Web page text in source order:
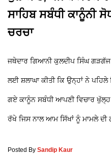
ਸਾਹਿਬ ਸਬੰਧੀ ਕਾਨੂੰਨੀ
ਚਰਚਾ
ਜਥੇਦਾਰ ਗਿਆਨੀ ਕੁਲਦੀਪ ਸਿੰਘ
ਲਈ ਸ਼ਲਾਘਾ ਕੀਤੀ ਕਿ ਉਨ੍ਹਾਂ ਨੇ
ਗਏ ਕਾਨੂੰਨ ਸਬੰਧੀ ਆਪਣੀ ਵਿਚਾਰ
ਰੱਖੇ ਜਿਸ ਨਾਲ ਆਮ ਸਿੱਖਾਂ ਨੂੰ ਮਾਮਲੇ ਦੀ
Posted By Sandip Kaur